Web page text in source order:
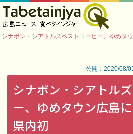
シナボン・シアトルズベストコーヒー、ゆめタ
公開：2020/08/
シナボン・シアトル
ー、ゆめタウン広島
県内初